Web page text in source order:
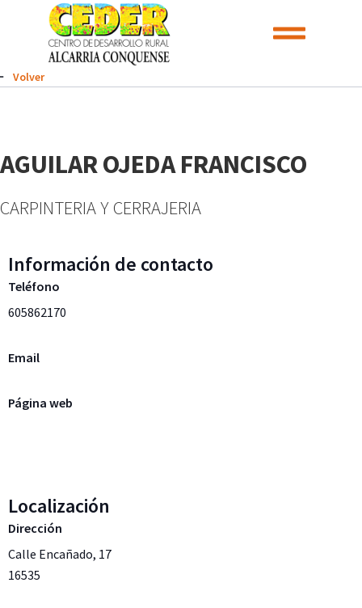
Volver
AGUILAR OJEDA FRANCISCO
CARPINTERIA Y CERRAJERIA
Información de contacto
Teléfono
605862170
Email
Página web
Localización
Dirección
Calle Encañado, 17
16535